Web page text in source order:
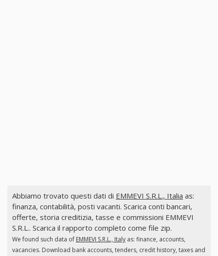
Abbiamo trovato questi dati di EMMEVI S.R.L., Italia as:
finanza, contabilità, posti vacanti. Scarica conti bancari,
offerte, storia creditizia, tasse e commissioni EMMEVI
S.R.L.. Scarica il rapporto completo come file zip.
We found such data of EMMEVI S.R.L., Italyas: finance, accounts,
vacancies. Download bank accounts, tenders, credit history, taxes and